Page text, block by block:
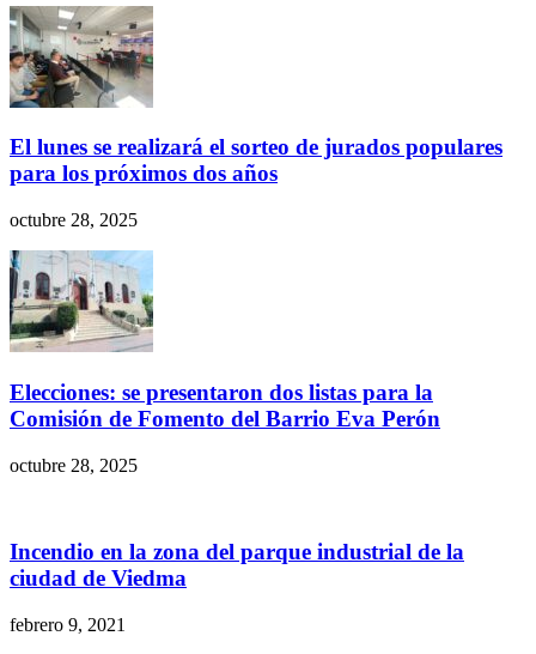
El lunes se realizará el sorteo de jurados populares
para los próximos dos años
octubre 28, 2025
Elecciones: se presentaron dos listas para la
Comisión de Fomento del Barrio Eva Perón
octubre 28, 2025
Incendio en la zona del parque industrial de la
ciudad de Viedma
febrero 9, 2021